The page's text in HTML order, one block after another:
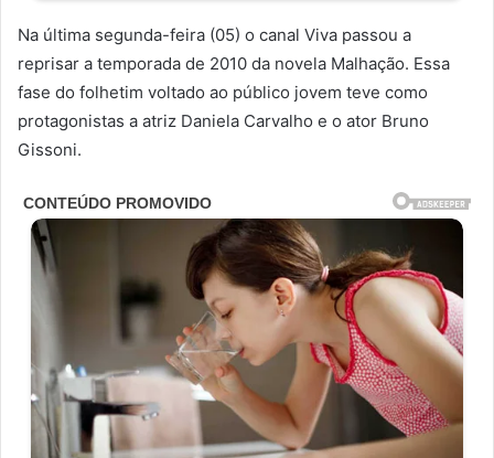
Na última segunda-feira (05) o canal Viva passou a
reprisar a temporada de 2010 da novela Malhação. Essa
fase do folhetim voltado ao público jovem teve como
protagonistas a atriz Daniela Carvalho e o ator Bruno
Gissoni.